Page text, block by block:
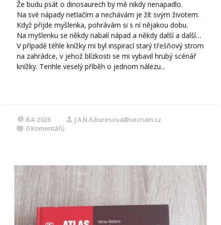
Že budu psát o dinosaurech by mě nikdy nenapadlo.
Na své nápady netlačím a nechávám je žít svým životem.
Když přijde myšlenka, pohrávám si s ní nějakou dobu.
Na myšlenku se někdy nabalí nápad a někdy další a další…
V případě téhle knížky mi byl inspirací starý třešňový strom
na zahrádce, v jehož blízkosti se mi vybavil hrubý scénář
knížky. Tenhle veselý příběh o jednom nálezu...
8.4. 2026
J.A.N.A.buresova@seznam.cz
0 Komentářů